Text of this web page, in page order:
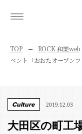
TOP ROCK 和樂web
ベント「おおたオープン
Culture 2019.12.03
大田区の町工